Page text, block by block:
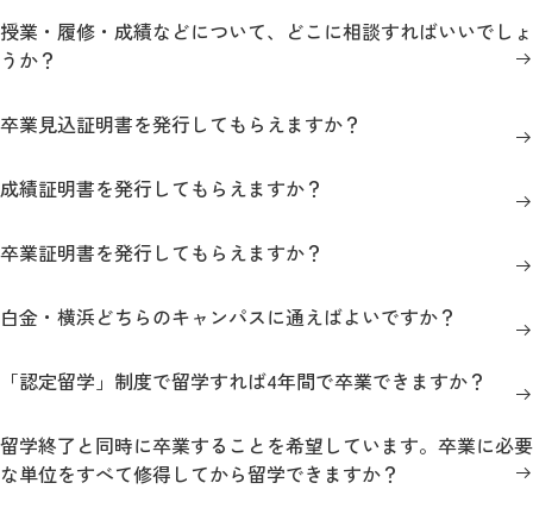
授業・履修・成績などについて、どこに相談すればいいでしょ
うか？
卒業見込証明書を発行してもらえますか？
成績証明書を発行してもらえますか？
卒業証明書を発行してもらえますか？
白金・横浜どちらのキャンパスに通えばよいですか？
「認定留学」制度で留学すれば4年間で卒業できますか？
留学終了と同時に卒業することを希望しています。卒業に必要
な単位をすべて修得してから留学できますか？